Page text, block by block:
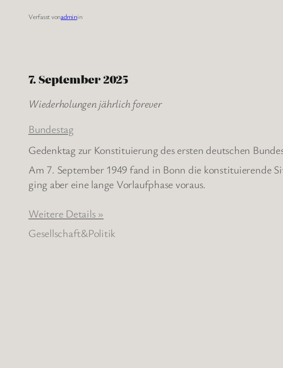
Verfasst vonadminin
7. September 2025
Wiederholungen jährlich forever
Bundestag
Gedenktag zur Konstituierung des ersten deutschen
Am 7. September 1949 fand in Bonn die konstituierende
ging aber eine lange Vorlaufphase voraus.
Weitere Details »
Gesellschaft&Politik